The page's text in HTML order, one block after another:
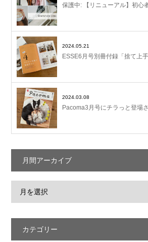
保護中: 【リニューアル】初心
2024.05.21
ESSE6月号別冊付録「捨て上
2024.03.08
Pacoma3月号にチラっと登場
月間アーカイブ
カテゴリー